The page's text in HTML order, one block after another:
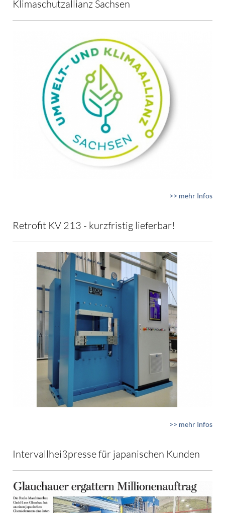
Klimaschutzallianz Sachsen
>> mehr Infos
Retrofit KV 213 - kurzfristig lieferbar!
>> mehr Infos
Intervallheißpresse für japanischen Kunden